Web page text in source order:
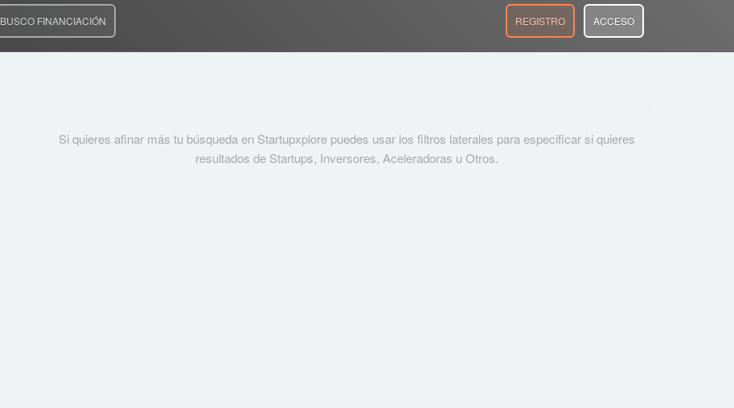
BUSCO FINANCIACIÓN REGISTRO ACCESO
Si quieres afinar más tu búsqueda en Startupxplore puedes usar los filtros laterales para especificar si quieres
resultados de Startups, Inversores, Aceleradoras u Otros.